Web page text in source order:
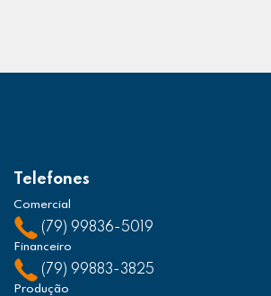
Telefones
Comercial
(79) 99836-5019
Financeiro
(79) 99883-3825
Produção